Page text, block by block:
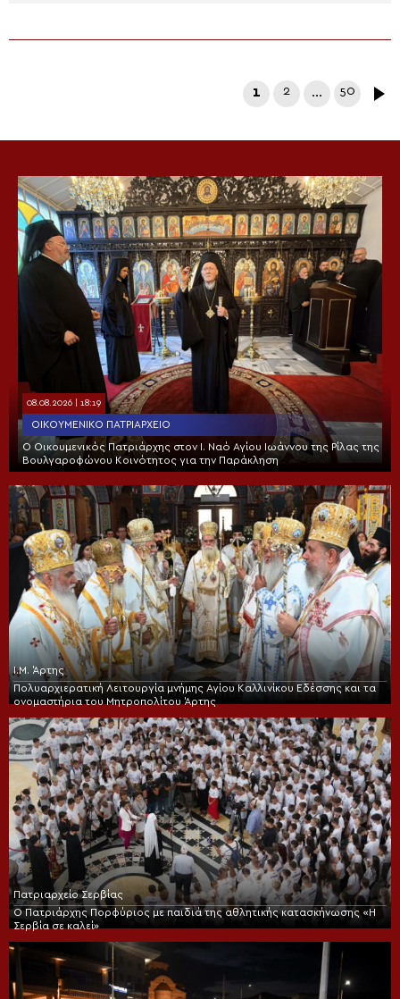
1 2 … 50
08.08.2026 | 18:19
ΟΙΚΟΥΜΕΝΙΚΌ ΠΑΤΡΙΑΡΧΕΊΟ
Ο Οικουμενικός Πατριάρχης στον I. Ναό Αγίου Ιωάννου της Ρίλας της
Βουλγαροφώνου Κοινότητος για την Παράκληση
Ι.Μ. Άρτης
Πολυαρχιερατική Λειτουργία μνήμης Αγίου Καλλινίκου Εδέσσης και τα
ονομαστήρια του Μητροπολίτου Άρτης
Πατριαρχείο Σερβίας
Ο Πατριάρχης Πορφύριος με παιδιά της αθλητικής κατασκήνωσης «Η
Σερβία σε καλεί»